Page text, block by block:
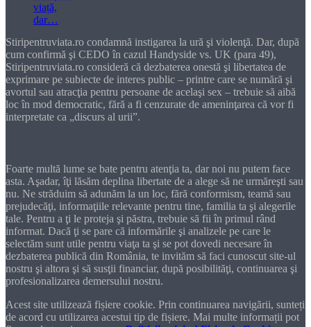
Stiripentruviata.ro condamnă instigarea la ură şi violenţă. Dar, după
cum confirmă şi CEDO în cazul Handyside vs. UK (para 49),
Stiripentruviata.ro consideră că dezbaterea onestă şi libertatea de
exprimare pe subiecte de interes public – printre care se numără şi
avortul sau atracţia pentru persoane de acelaşi sex – trebuie să aibă
loc în mod democratic, fără a fi cenzurate de ameninţarea că vor fi
interpretate ca „discurs al urii”.
Foarte multă lume se bate pentru atenţia ta, dar noi nu putem face
asta. Aşadar, îţi lăsăm deplina libertate de a alege să ne urmăreşti sau
nu. Ne străduim să adunăm la un loc, fără conformism, teamă sau
prejudecăţi, informaţiile relevante pentru tine, familia ta şi alegerile
tale. Pentru a ţi le proteja şi păstra, trebuie să fii în primul rând
informat. Dacă ţi se pare că informările şi analizele pe care le
selectăm sunt utile pentru viaţa ta şi se pot dovedi necesare în
dezbaterea publică din România, te invităm să faci cunoscut site-ul
nostru şi altora şi să susţii financiar, după posibilităţi, continuarea şi
profesionalizarea demersului nostru.
Acest site utilizează fișiere cookie. Prin continuarea navigării, sunteți
de acord cu utilizarea acestui tip de fișiere. Mai multe informații pot